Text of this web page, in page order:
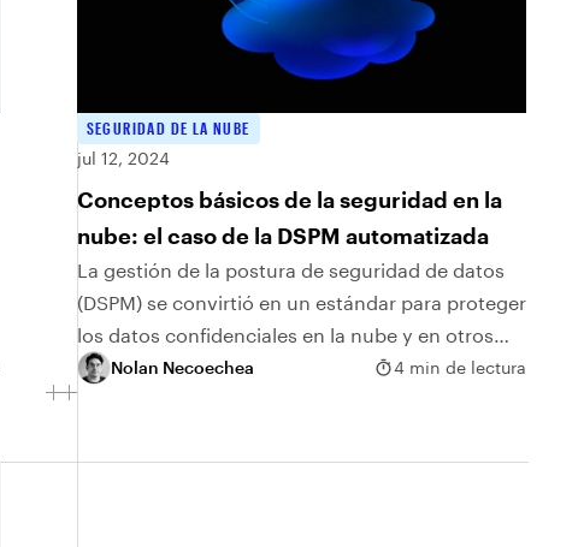
SEGURIDAD DE LA NUBE
jul 12, 2024
Conceptos básicos de la seguridad en la
nube: el caso de la DSPM automatizada
La gestión de la postura de seguridad de datos
(DSPM) se convirtió en un estándar para proteger
los datos confidenciales en la nube y en otros
entornos. Sin embargo, la automatización es
fundamental para la DSPM. La automatización es
desafíos que plantea proteger los datos en la
Nolan Necoechea 4 min de lectura